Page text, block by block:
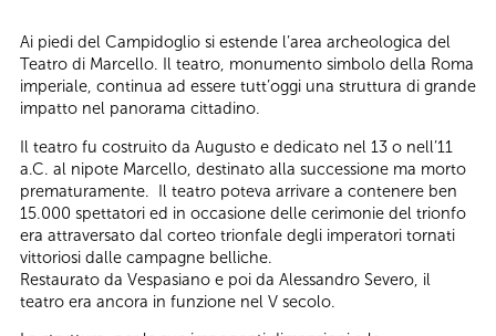
Ai piedi del Campidoglio si estende l’area archeologica del
Teatro di Marcello. Il teatro, monumento simbolo della Roma
imperiale, continua ad essere tutt’oggi una struttura di grande
impatto nel panorama cittadino.
Il teatro fu costruito da Augusto e dedicato nel 13 o nell’11
a.C. al nipote Marcello, destinato alla successione ma morto
prematuramente. Il teatro poteva arrivare a contenere ben
15.000 spettatori ed in occasione delle cerimonie del trionfo
era attraversato dal corteo trionfale degli imperatori tornati
vittoriosi dalle campagne belliche.
Restaurato da Vespasiano e poi da Alessandro Severo, il
teatro era ancora in funzione nel V secolo.